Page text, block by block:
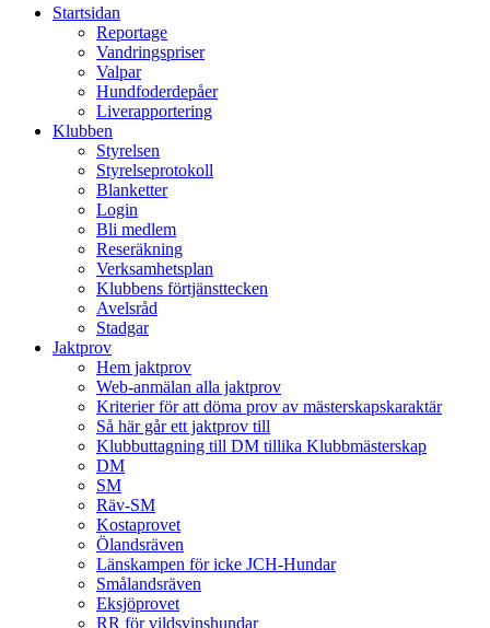
Startsidan
Reportage
Vandringspriser
Valpar
Hundfoderdepåer
Liverapportering
Klubben
Styrelsen
Styrelseprotokoll
Blanketter
Login
Bli medlem
Reseräkning
Verksamhetsplan
Klubbens förtjänsttecken
Avelsråd
Stadgar
Jaktprov
Hem jaktprov
Web-anmälan alla jaktprov
Kriterier för att döma prov av mästerskapskaraktär
Så här går ett jaktprov till
Klubbuttagning till DM tillika Klubbmästerskap
DM
SM
Räv-SM
Kostaprovet
Ölandsräven
Länskampen för icke JCH-Hundar
Smålandsräven
Eksjöprovet
RR för vildsvinshundar